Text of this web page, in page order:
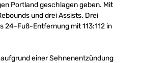
Portland geschlagen geben. Mit
und drei Assists. Drei
24-Fuß-Entfernung mit 113:112 in
einer Sehnenentzündung